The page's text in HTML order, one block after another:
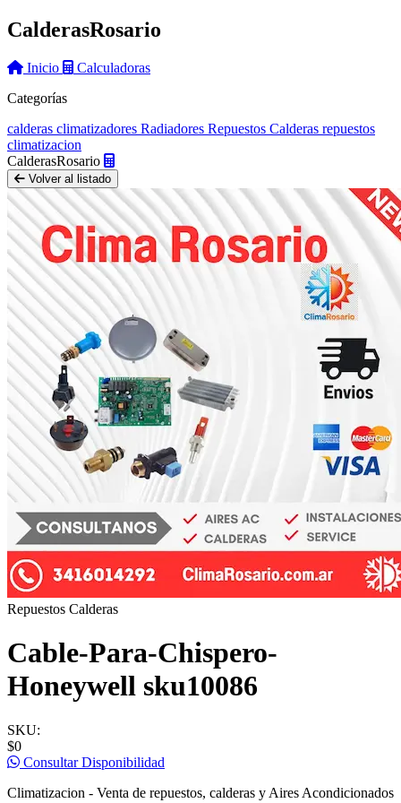
CalderasRosario
Inicio
Calculadoras
Categorías
calderas climatizadores Radiadores Repuestos Calderas repuestos
climatizacion
CalderasRosario
Volver al listado
Repuestos Calderas
Cable-Para-Chispero-
Honeywell sku10086
SKU:
$0
Consultar Disponibilidad
Climatizacion - Venta de repuestos, calderas y Aires Acondicionados